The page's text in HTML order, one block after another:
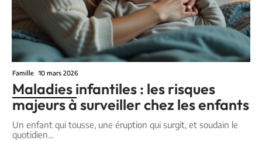
Famille 10 mars 2026
Maladies infantiles : les risques
majeurs à surveiller chez les enfants
Un enfant qui tousse, une éruption qui surgit, et soudain le
quotidien…